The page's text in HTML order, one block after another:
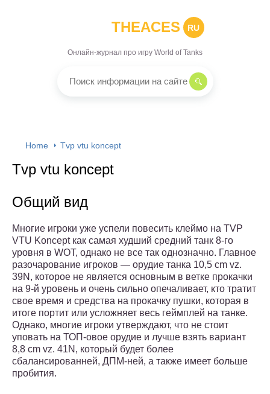
THEACES RU
Онлайн-журнал про игру World of Tanks
Home Tvp vtu koncept
Tvp vtu koncept
Общий вид
Многие игроки уже успели повесить клеймо на TVP
VTU Koncept как самая худший средний танк 8-го
уровня в WOT, однако не все так однозначно. Главное
разочарование игроков — орудие танка 10,5 cm vz.
39N, которое не является основным в ветке прокачки
на 9-й уровень и очень сильно опечаливает, кто тратит
свое время и средства на прокачку пушки, которая в
итоге портит или усложняет весь геймплей на танке.
Однако, многие игроки утверждают, что не стоит
уповать на ТОП-овое орудие и лучше взять вариант
8,8 cm vz. 41N, который будет более
сбалансированней, ДПМ-ней, а также имеет больше
пробития.